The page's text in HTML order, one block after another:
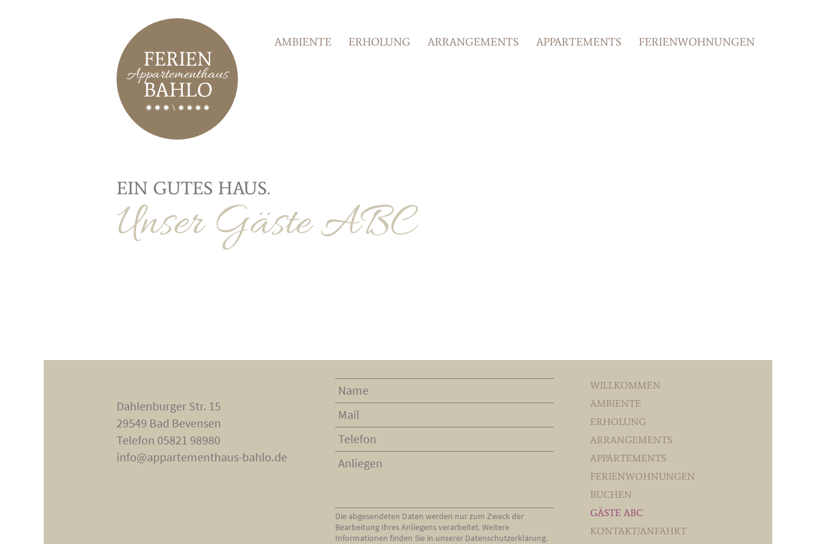
AMBIENTE ERHOLUNG ARRANGEMENTS APPARTEMENTS FERIENWOHNUNGEN
EIN GUTES HAUS.
Unser Gäste ABC
Dahlenburger Str. 15
29549 Bad Bevensen
Telefon 05821 98980
info@appartementhaus-bahlo.de
Die abgesendeten Daten werden nur zum Zweck der
Bearbeitung Ihres Anliegens verarbeitet. Weitere
Informationen finden Sie in unserer Datenschutzerklärung.
WILLKOMMEN
AMBIENTE
ERHOLUNG
ARRANGEMENTS
APPARTEMENTS
FERIENWOHNUNGEN
BUCHEN
GÄSTE ABC
KONTAKT/ANFAHRT